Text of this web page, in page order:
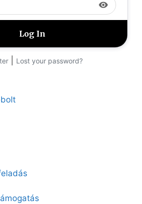
visibility
Lost your password?